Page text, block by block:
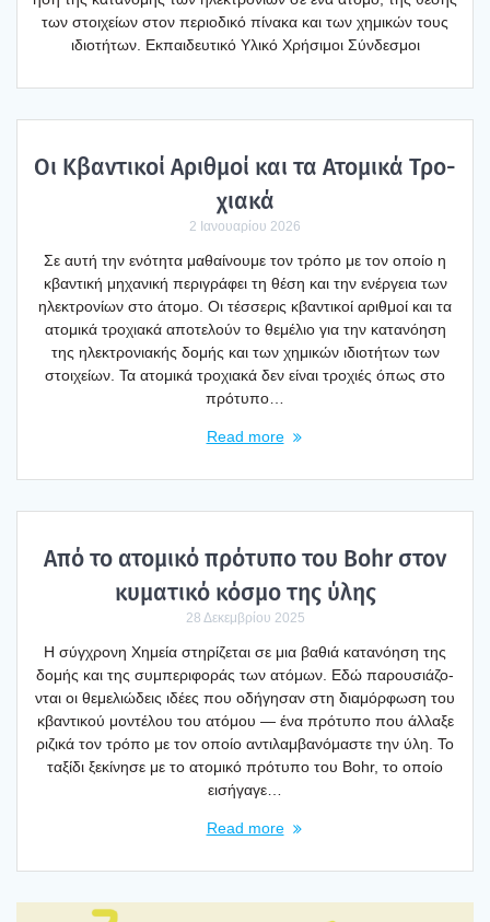
των στοι­χεί­ων στον περιο­δι­κό πίνα­κα και των χημι­κών τους
ιδιο­τή­των. Εκπαι­δευ­τι­κό Υλι­κό Χρή­σι­μοι Σύν­δε­σμοι
Οι Κβα­ντι­κοί Αριθ­μοί και τα Ατο­μι­κά Τρο­
χια­κά
2 Ιανουαρίου 2026
Σε αυτή την ενό­τη­τα μαθαί­νου­με τον τρό­πο με τον οποίο η
κβα­ντι­κή μηχα­νι­κή περι­γρά­φει τη θέση και την ενέρ­γεια των
ηλε­κτρο­νί­ων στο άτο­μο. Οι τέσ­σε­ρις κβα­ντι­κοί αριθ­μοί και τα
ατο­μι­κά τρο­χια­κά απο­τε­λούν το θεμέ­λιο για την κατα­νό­η­ση
της ηλε­κτρο­νια­κής δομής και των χημι­κών ιδιο­τή­των των
στοι­χεί­ων. Τα ατο­μι­κά τρο­χια­κά δεν είναι τρο­χιές όπως στο
πρό­τυ­πο…
Read more
Από το ατο­μι­κό πρό­τυ­πο του Bohr στον
κυμα­τι­κό κόσμο της ύλης
28 Δεκεμβρίου 2025
Η σύγ­χρο­νη Χημεία στη­ρί­ζε­ται σε μια βαθιά κατα­νό­η­ση της
δομής και της συμπε­ρι­φο­ράς των ατό­μων. Εδώ παρου­σιά­ζο­
νται οι θεμε­λιώ­δεις ιδέ­ες που οδή­γη­σαν στη δια­μόρ­φω­ση του
κβα­ντι­κού μοντέ­λου του ατό­μου — ένα πρό­τυ­πο που άλλα­ξε
ριζι­κά τον τρό­πο με τον οποίο αντι­λαμ­βα­νό­μα­στε την ύλη. Το
ταξί­δι ξεκί­νη­σε με το ατο­μι­κό πρό­τυ­πο του Bohr, το οποίο
εισή­γα­γε…
Read more